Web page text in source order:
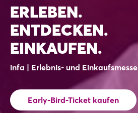
ERLEBEN.
ENTDECKEN.
EINKAUFEN.
infa | Erlebnis- und Einkaufsmesse
Early-Bird-Ticket kaufen